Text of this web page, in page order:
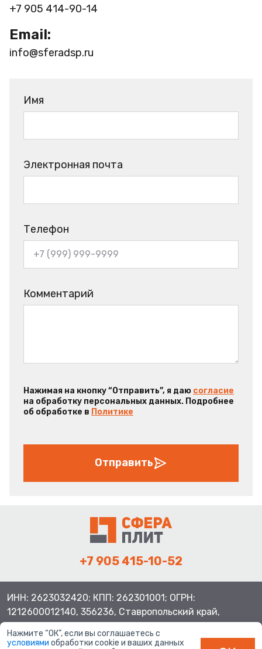
+7 905 414-90-14
Email:
info@sferadsp.ru
Имя
Электронная почта
Телефон
Комментарий
Нажимая на кнопку “Отправить”, я даю согласие
на обработку персональных данных. Подробнее
об обработке в Политике
Отправить
+7 905 415-10-52
ИНН: 2623032420; КПП: 262301001; ОГРН:
1212600012140, 356236, Ставропольский край,
Нажмите “ОК”, если вы соглашаетесь с
условиями обработки cookie и ваших данных